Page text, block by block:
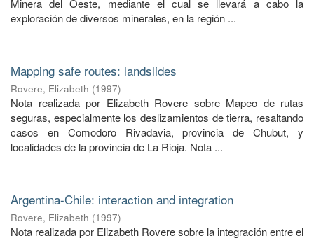
Minera del Oeste, mediante el cual se llevará a cabo la
exploración de diversos minerales, en la región ...
Mapping safe routes: landslides
Rovere, Elizabeth (1997)
Nota realizada por Elizabeth Rovere sobre Mapeo de rutas
seguras, especialmente los deslizamientos de tierra, resaltando
casos en Comodoro Rivadavia, provincia de Chubut, y
localidades de la provincia de La Rioja. Nota ...
Argentina-Chile: interaction and integration
Rovere, Elizabeth (1997)
Nota realizada por Elizabeth Rovere sobre la integración entre el